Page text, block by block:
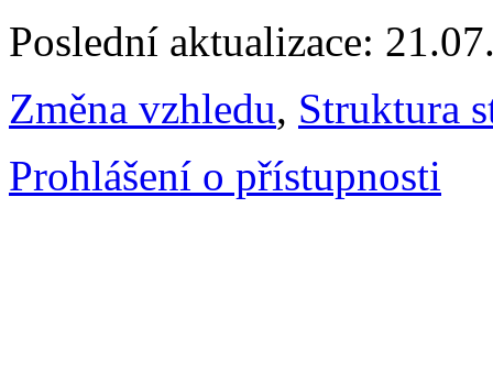
Poslední aktualizace:
Změna vzhledu, Struktura
Prohlášení o přístupnosti